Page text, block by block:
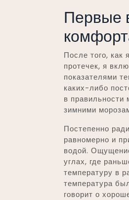
Первые
После того, как
протечек, я
показателями
каких-либо
в правильности
зимними
Постепенно
равномерно и
водой.
углах, где
температуру в
температура
говорит о